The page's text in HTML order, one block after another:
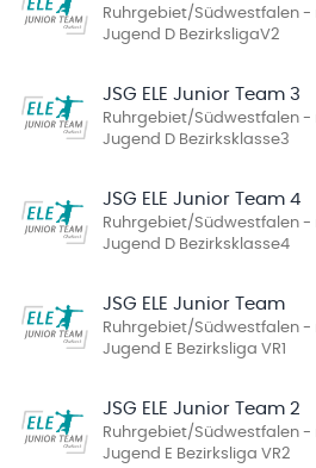
Ruhrgebiet/Südwestfalen -
Jugend D BezirksligaV2
JSG ELE Junior Team 3
Ruhrgebiet/Südwestfalen -
Jugend D Bezirksklasse3
JSG ELE Junior Team 4
Ruhrgebiet/Südwestfalen -
Jugend D Bezirksklasse4
JSG ELE Junior Team
Ruhrgebiet/Südwestfalen -
Jugend E Bezirksliga VR1
JSG ELE Junior Team 2
Ruhrgebiet/Südwestfalen -
Jugend E Bezirksliga VR2